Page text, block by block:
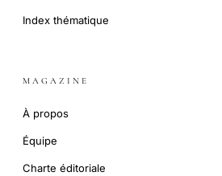
Index thématique
MAGAZINE
À propos
Équipe
Charte éditoriale